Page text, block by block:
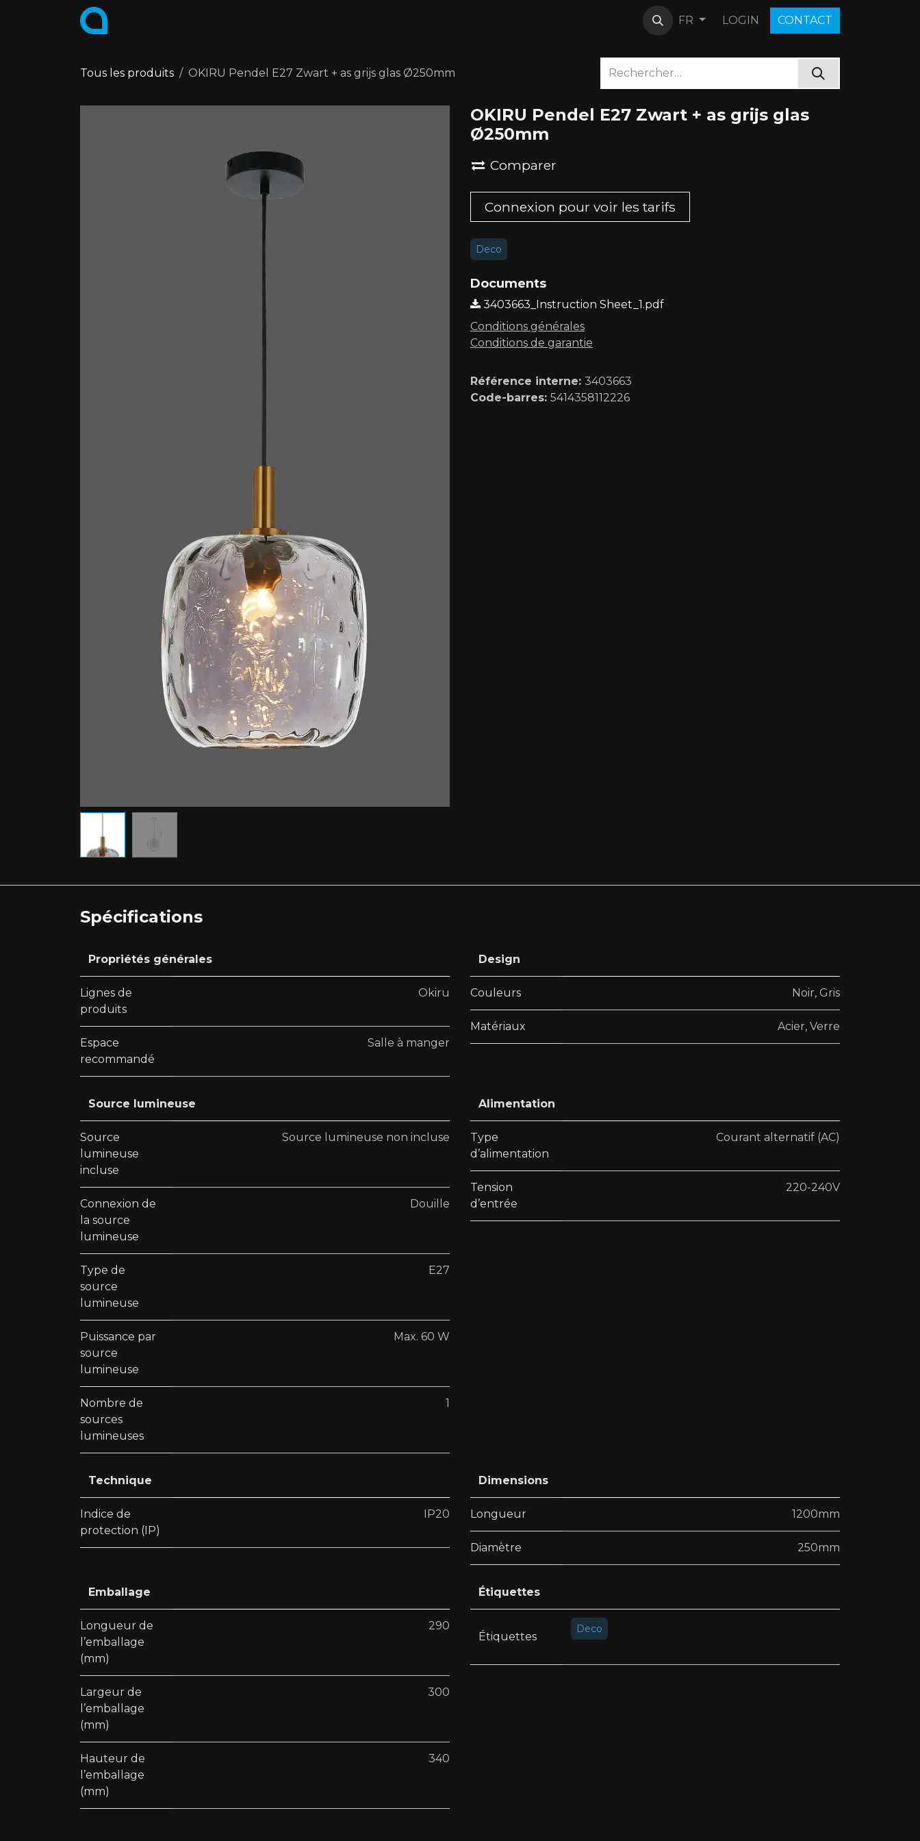
Se rendre au contenu
FR LOGIN C​O​N​​​​TACT
Tous les produits OKIRU Pendel E27 Zwart + as grijs glas Ø250mm
OKIRU Pendel E27 Zwart + as grijs glas
Ø250mm
Comparer
Connexion pour voir les tarifs​
Deco
Documents
3403663_Instruction Sheet_1.pdf
Conditions générales
Conditions de garantie
Référence interne: 3403663
Code-barres: 5414358112226
Spécifications
Propriétés générales
Lignes de
produits
Okiru
Espace
recommandé
Salle à manger
Design
Couleurs Noir, Gris
Matériaux Acier, Verre
Source lumineuse
Source
lumineuse
incluse
Source lumineuse non incluse
Connexion de
la source
lumineuse
Douille
Type de
source
lumineuse
E27
Puissance par
source
lumineuse
Max. 60 W
Nombre de
sources
lumineuses
1
Alimentation
Type
d’alimentation
Courant alternatif (AC)
Tension
d’entrée
220-240V
Technique
Indice de
protection (IP)
IP20
Dimensions
Longueur 1200mm
Diamètre 250mm
Emballage
Longueur de
l’emballage
(mm)
290
Largeur de
l’emballage
(mm)
300
Hauteur de
l’emballage
(mm)
340
Étiquettes
Étiquettes
Deco